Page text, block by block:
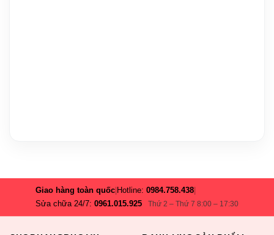
Giao hàng toàn quốc Hotline:0984.758.438
Sửa chữa 24/7:0961.015.925 Thứ 2 – Thứ 7 8:00 – 17:30